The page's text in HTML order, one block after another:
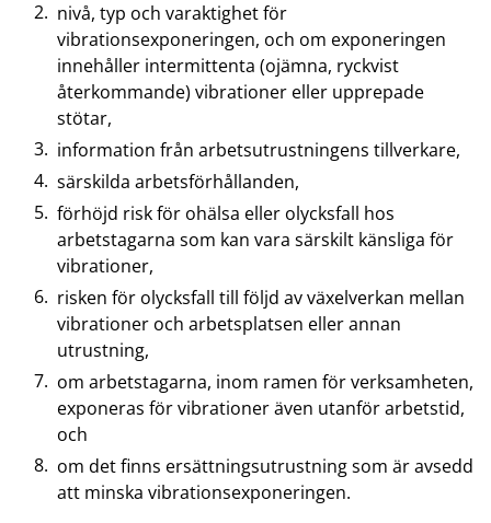
nivå, typ och varaktighet för
vibrationsexponeringen, och om exponeringen
innehåller intermittenta (ojämna, ryckvist
återkommande) vibrationer eller upprepade
stötar,
information från arbetsutrustningens tillverkare,
särskilda arbetsförhållanden,
förhöjd risk för ohälsa eller olycksfall hos
arbetstagarna som kan vara särskilt känsliga för
vibrationer,
risken för olycksfall till följd av växelverkan mellan
vibrationer och arbetsplatsen eller annan
utrustning,
om arbetstagarna, inom ramen för verksamheten,
exponeras för vibrationer även utanför arbetstid,
och
om det finns ersättningsutrustning som är avsedd
att minska vibrationsexponeringen.